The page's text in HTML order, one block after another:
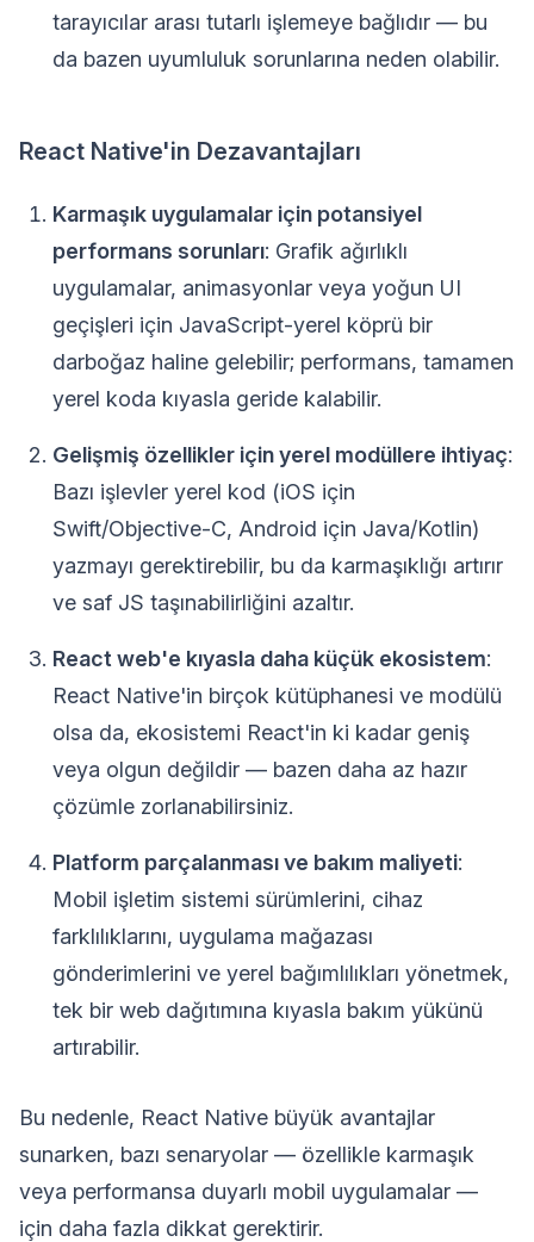
tarayıcılar arası tutarlı işlemeye bağlıdır — bu
da bazen uyumluluk sorunlarına neden olabilir.
React Native'in Dezavantajları
Karmaşık uygulamalar için potansiyel
performans sorunları: Grafik ağırlıklı
uygulamalar, animasyonlar veya yoğun UI
geçişleri için JavaScript-yerel köprü bir
darboğaz haline gelebilir; performans, tamamen
yerel koda kıyasla geride kalabilir.
Gelişmiş özellikler için yerel modüllere ihtiyaç:
Bazı işlevler yerel kod (iOS için
Swift/Objective-C, Android için Java/Kotlin)
yazmayı gerektirebilir, bu da karmaşıklığı artırır
ve saf JS taşınabilirliğini azaltır.
React web'e kıyasla daha küçük ekosistem:
React Native'in birçok kütüphanesi ve modülü
olsa da, ekosistemi React'in ki kadar geniş
veya olgun değildir — bazen daha az hazır
çözümle zorlanabilirsiniz.
Platform parçalanması ve bakım maliyeti:
Mobil işletim sistemi sürümlerini, cihaz
farklılıklarını, uygulama mağazası
gönderimlerini ve yerel bağımlılıkları yönetmek,
tek bir web dağıtımına kıyasla bakım yükünü
artırabilir.
Bu nedenle, React Native büyük avantajlar
sunarken, bazı senaryolar — özellikle karmaşık
veya performansa duyarlı mobil uygulamalar —
için daha fazla dikkat gerektirir.